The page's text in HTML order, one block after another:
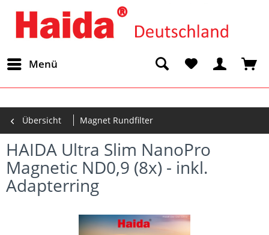
Menü
Übersicht Magnet Rundfilter
HAIDA Ultra Slim NanoPro
Magnetic ND0,9 (8x) - inkl.
Adapterring